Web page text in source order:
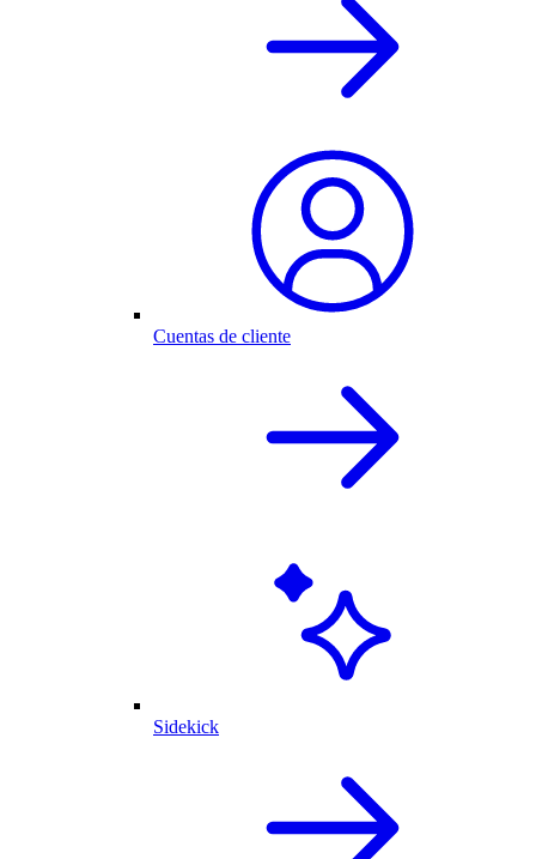
Cuentas de cliente
Sidekick